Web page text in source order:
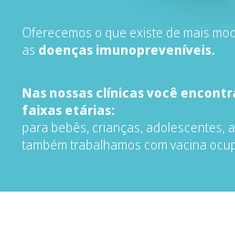
Oferecemos o que existe de mais
as doenças imunopreveníveis.
Nas nossas clínicas você
faixas etárias:
para bebês, crianças, adolescentes,
também trabalhamos com vacina